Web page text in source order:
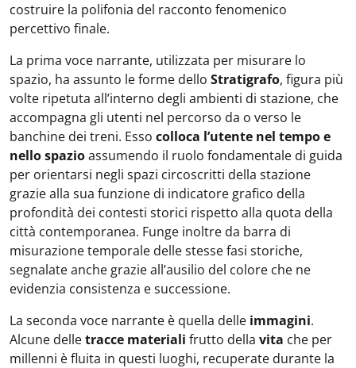
costruire la polifonia del racconto fenomenico
percettivo finale.
La prima voce narrante, utilizzata per misurare lo
spazio, ha assunto le forme dello Stratigrafo, figura più
volte ripetuta all’interno degli ambienti di stazione, che
accompagna gli utenti nel percorso da o verso le
banchine dei treni. Esso colloca l’utente nel tempo e
nello spazioassumendo il ruolo fondamentale di guida
per orientarsi negli spazi circoscritti della stazione
grazie alla sua funzione di indicatore grafico della
profondità dei contesti storici rispetto alla quota della
città contemporanea. Funge inoltre da barra di
misurazione temporale delle stesse fasi storiche,
segnalate anche grazie all’ausilio del colore che ne
evidenzia consistenza e successione.
La seconda voce narrante è quella delle immagini.
Alcune delletracce materiali frutto della vita che per
millenni è fluita in questi luoghi, recuperate durante la